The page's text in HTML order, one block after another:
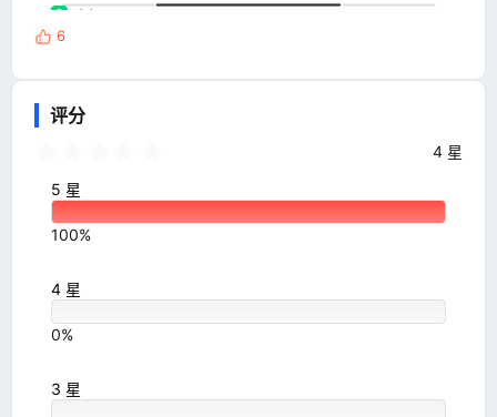
反
:
6
评分
0
星
4 星
5 星
100%
4 星
0%
3 星